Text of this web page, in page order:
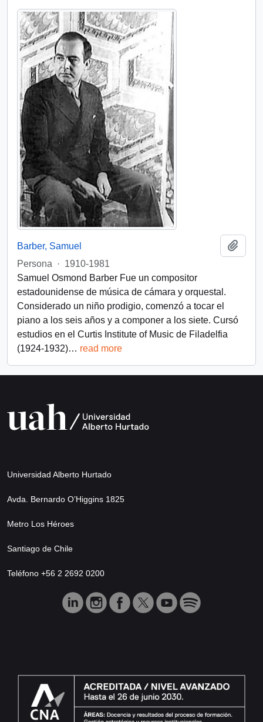
Barber, Samuel
Persona
· 1910-1981
Samuel Osmond Barber Fue un compositor
estadounidense de música de cámara y orquestal.
Considerado un niño prodigio, comenzó a tocar el
piano a los seis años y a componer a los siete. Cursó
estudios en el Curtis Institute of Music de Filadelfia
(1924-1932)… read more
Universidad Alberto Hurtado
Avda. Bernardo O’Higgins 1825
Metro Los Héroes
Santiago de Chile
Teléfono +56 2 2692 0200